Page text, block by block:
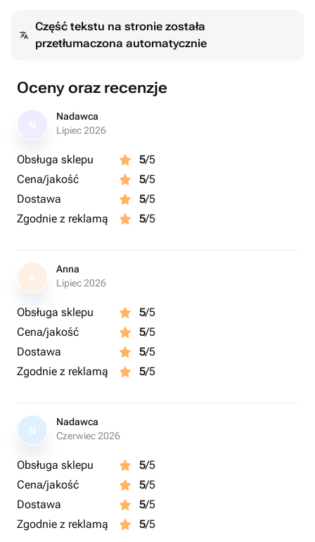
Część tekstu na stronie została
przetłumaczona automatycznie
Oceny oraz recenzje
Nadawca
Lipiec 2026
Obsługa sklepu 5/5
Cena/jakość
5/5
Dostawa
5/5
Zgodnie z reklamą
5/5
A
Anna
Lipiec 2026
Obsługa sklepu 5/5
Cena/jakość
5/5
Dostawa
5/5
Zgodnie z reklamą
5/5
N
Nadawca
Czerwiec 2026
Obsługa sklepu 5/5
Cena/jakość
5/5
Dostawa
5/5
Zgodnie z reklamą
5/5